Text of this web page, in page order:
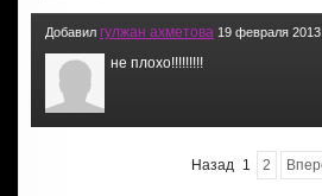
Добавил гулжан ахметова 19 февраля
не плохо!!!!!!!!!
Назад 1 2